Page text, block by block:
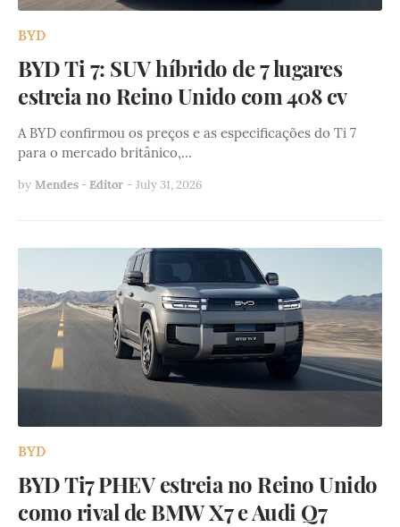
BYD
BYD Ti 7: SUV híbrido de 7 lugares
estreia no Reino Unido com 408 cv
A BYD confirmou os preços e as especificações do Ti 7
para o mercado britânico,…
by Mendes - Editor - July 31, 2026
BYD
BYD Ti7 PHEV estreia no Reino Unido
como rival de BMW X7 e Audi Q7